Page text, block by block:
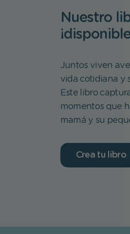
Nuestro
Juntos viven
vida cotidiana y
Este libro
momentos que
mamá y su
Crea tu libro